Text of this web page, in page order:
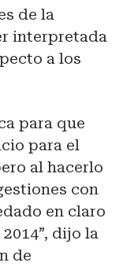
de la
interpretada
a los
para que
para el
al hacerlo
con
en claro
dijo la
de